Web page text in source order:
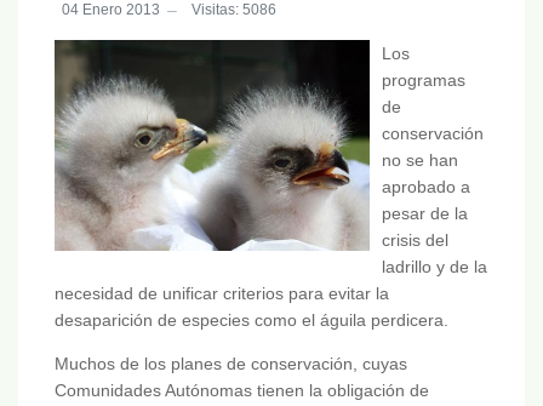
04 Enero 2013 Visitas: 5086
Los
programas
de
conservación
no se han
aprobado a
pesar de la
crisis del
ladrillo y de la
necesidad de unificar criterios para evitar la
desaparición de especies como el águila perdicera.
Muchos de los planes de conservación, cuyas
Comunidades Autónomas tienen la obligación de